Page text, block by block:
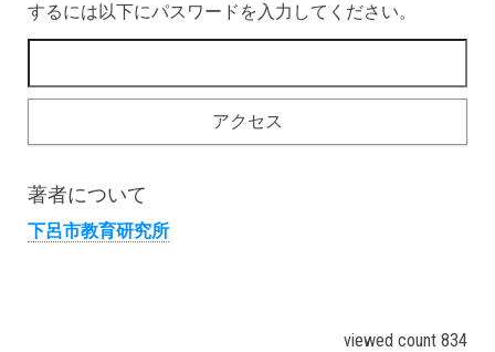
するには以下にパスワードを入力してください。
著者について
下呂市教育研究所
viewed count 834